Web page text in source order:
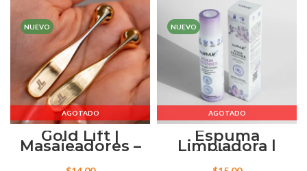
AGOTADO
NUEVO
Gold Lift |
Masajeadores –
#JL
AGOTADO
NUEVO
Espuma
Limpiadora |
Yodi PMU